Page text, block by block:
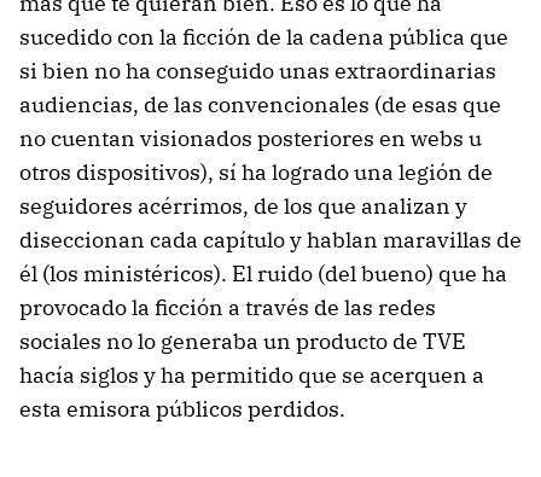
sucedido con la ficción de la cadena pública que
si bien no ha conseguido unas extraordinarias
audiencias, de las convencionales (de esas que
no cuentan visionados posteriores en webs u
otros dispositivos), sí ha logrado una legión de
seguidores acérrimos, de los que analizan y
diseccionan cada capítulo y hablan maravillas de
él (los ministéricos). El ruido (del bueno) que ha
provocado la ficción a través de las redes
sociales no lo generaba un producto de TVE
hacía siglos y ha permitido que se acerquen a
esta emisora públicos perdidos.